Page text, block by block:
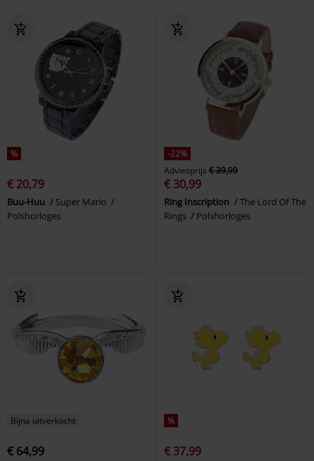
%
€ 20,79
Buu-Huu
Super Mario
Polshorloges
-22%
Adviesprijs € 39,99
€ 30,99
Ring Inscription
The Lord Of The
Rings
Polshorloges
Bijna uitverkocht
€ 64,99
%
€ 37,99